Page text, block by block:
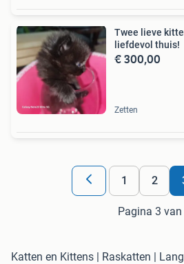
Twee lieve
liefdevol thuis!
€ 300,00
Zetten
1 2
Pagina 3 van
Katten en Kittens | Raskatten |